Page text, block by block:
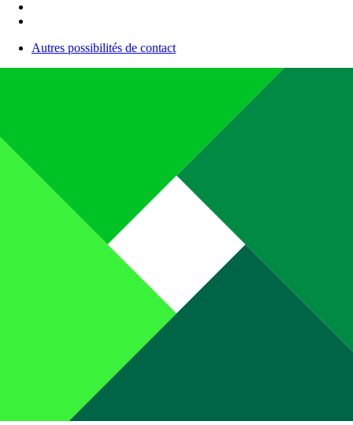
Autres possibilités de contact